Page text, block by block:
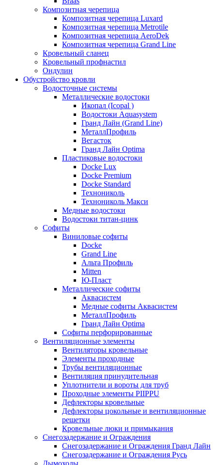
Композитная черепица
Композитная черепица Luxard
Композитная черепица Metrotile
Композитная черепица AeroDek
Композитная черепица Grand Line
Кровельный сланец
Кровельный профнастил
Ондулин
Обустройство кровли
Водосточные системы
Металлические водостоки
Икопал (Icopal )
Водостоки Aquasystem
Гранд Лайн (Grand Line)
МеталлПрофиль
Вегасток
Гранд Лайн Optima
Пластиковые водостоки
Docke Lux
Docke Premium
Docke Standard
Технониколь
Технониколь Макси
Медные водостоки
Водостоки титан-цинк
Софиты
Виниловые софиты
Docke
Grand Line
Альта Профиль
Mitten
Ю-Пласт
Металлические софиты
Аквасистем
Медные софиты Аквасистем
МеталлПрофиль
Гранд Лайн Optima
Софиты перфорированные
Вентиляционные элементы
Вентиляторы кровельные
Элементы проходные
Трубы вентиляционные
Вентиляция принудительная
Уплотнители и вороты для труб
Проходные элементы PIIPPU
Дефлекторы кровельные
Дефлекторы цокольные и вентиляционные
решетки
Кровельные люки и примыкания
Снегозадержание и Ограждения
Снегозадержание и Ограждения Гранд Лайн
Снегозадержание и Ограждения Русь
Дымоходы